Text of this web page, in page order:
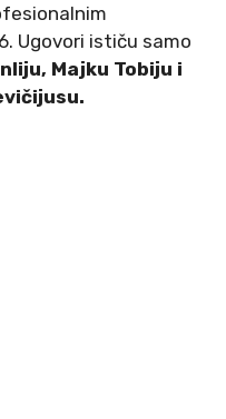
Ugovori ističu samo
Majku Tobiju i